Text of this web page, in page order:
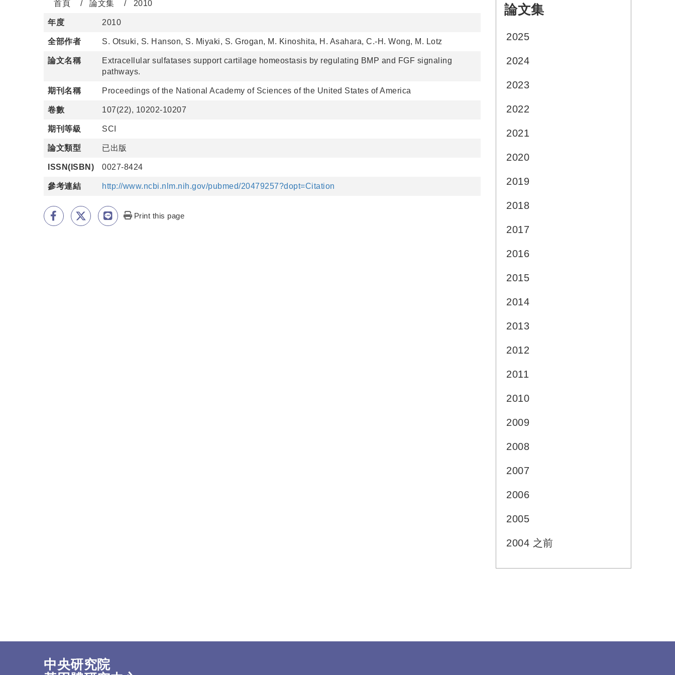
首頁 論文集 2010
年度 2010
全部作者 S. Otsuki, S. Hanson, S. Miyaki, S. Grogan, M. Kinoshita, H. Asahara, C.-H. Wong, M. Lotz
論文名稱
Extracellular sulfatases support cartilage homeostasis by regulating BMP and FGF signaling
pathways.
期刊名稱 Proceedings of the National Academy of Sciences of the United States of America
卷數 107(22), 10202-10207
期刊等級 SCI
論文類型 已出版
ISSN(ISBN) 0027-8424
參考連結 http://www.ncbi.nlm.nih.gov/pubmed/20479257?dopt=Citation
Print this page
論文集
2025
2024
2023
2022
2021
2020
2019
2018
2017
2016
2015
2014
2013
2012
2011
2010
2009
2008
2007
2006
2005
2004 之前
中央研究院